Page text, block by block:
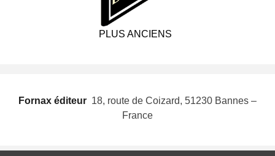
PLUS ANCIENS
Fornax éditeur  18, route de Coizard, 51230 Bannes –
France